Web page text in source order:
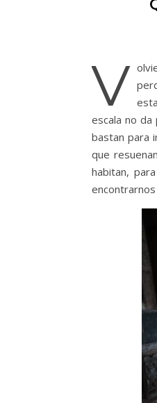
V
escala no
bastan para
que
habitan,